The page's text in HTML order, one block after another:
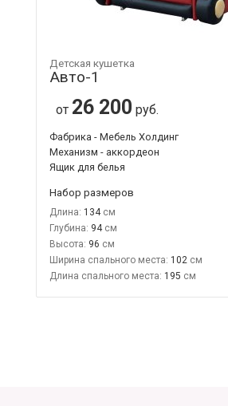
Детская кушетка
Авто-1
от 26 200 руб.
Фабрика - Мебель Холдинг
Механизм - аккордеон
Ящик для белья
Набор размеров
Длина: 134
Глубина: 94
Высота: 96
Ширина спального места: 102
Длина спального места: 195